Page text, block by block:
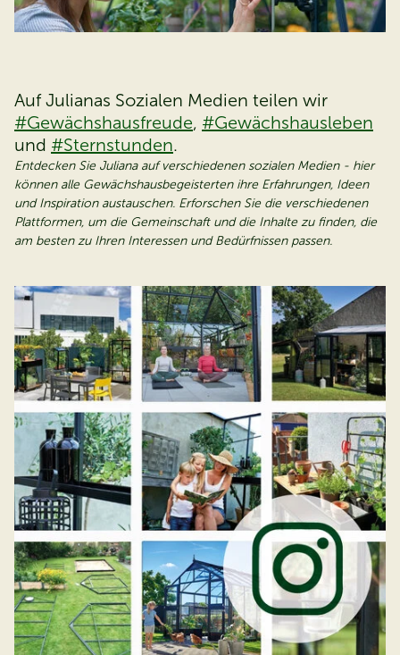
Auf Julianas Sozialen Medien teilen wir
#Gewächshausfreude, #Gewächshausleben
und #Sternstunden.
Entdecken Sie Juliana auf verschiedenen sozialen Medien - hier
können alle Gewächshausbegeisterten ihre Erfahrungen, Ideen
und Inspiration austauschen. Erforschen Sie die verschiedenen
Plattformen, um die Gemeinschaft und die Inhalte zu finden, die
am besten zu Ihren Interessen und Bedürfnissen passen.